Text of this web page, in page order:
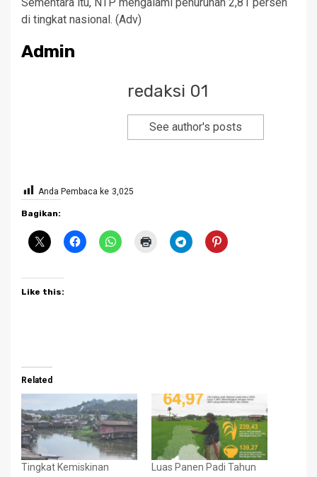
Sementara itu, NTP mengalami penurunan 2,81 persen
di tingkat nasional. (Adv)
Admin
redaksi 01
See author's posts
Anda Pembaca ke 3,025
Bagikan:
Like this:
Related
Tingkat Kemiskinan
Luas Panen Padi Tahun